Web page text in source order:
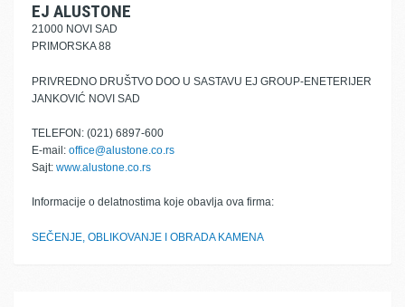
EJ ALUSTONE
21000 NOVI SAD
PRIMORSKA 88
PRIVREDNO DRUŠTVO DOO U SASTAVU EJ GROUP-ENETERIJER
JANKOVIĆ NOVI SAD
TELEFON: (021) 6897-600
E-mail: office@alustone.co.rs
Sajt: www.alustone.co.rs
Informacije o delatnostima koje obavlja ova firma:
SEČENJE, OBLIKOVANJE I OBRADA KAMENA